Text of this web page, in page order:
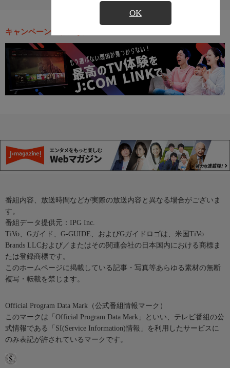
OK
キャンペーン・お得な情報
番組内容、放送時間などが実際の放送内容と異なる場合がございま
す。
番組データ提供元：IPG Inc.
TiVo、Gガイド、G-GUIDE、およびGガイドロゴは、米国TiVo
Brands LLCおよび／またはその関連会社の日本国内における商標ま
たは登録商標です。
このホームページに掲載している記事・写真等あらゆる素材の無断
複写・転載を禁じます。
Official Program Data Mark（公式番組情報マーク）
このマークは「Official Program Data Mark」といい、テレビ番組の公
式情報である「SI(Service Information)情報」を利用したサービスに
のみ表記が許されているマークです。